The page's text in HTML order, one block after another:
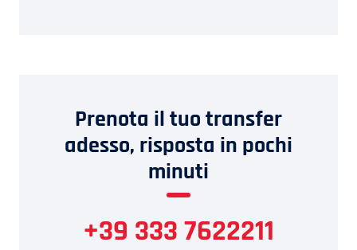
Prenota il tuo transfer
adesso, risposta in pochi
minuti
+39 333 7622211